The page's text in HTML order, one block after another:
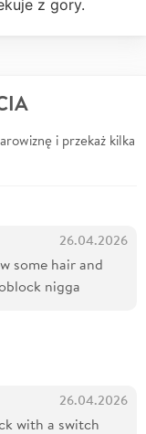
z gory.
i przekaż kilka
26.04.2026
some hair and
nigga
26.04.2026
with a switch